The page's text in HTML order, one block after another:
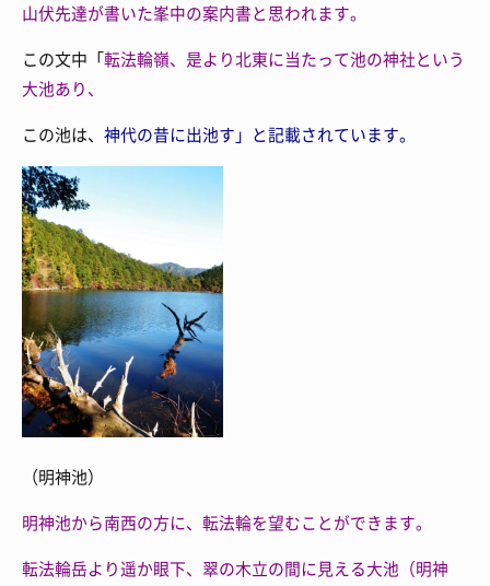
山伏先達が書いた峯中の案内書と思われます。
この文中「転法輪嶺、是より北東に当たって池の神社という
大池あり、
この池は、 神代の昔に出池す」と記載されています。
（明神池）
明神池から南西の方に、 転法輪を望むことができます。
転法輪岳より遥か眼下、翠の木立の間に見える大池（明神